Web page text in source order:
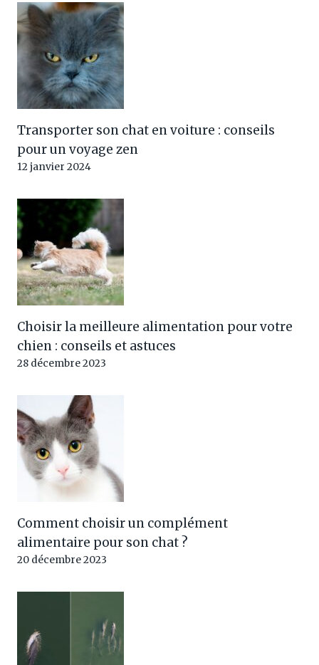
Transporter son chat en voiture : conseils
pour un voyage zen
12 janvier 2024
Choisir la meilleure alimentation pour votre
chien : conseils et astuces
28 décembre 2023
Comment choisir un complément
alimentaire pour son chat ?
20 décembre 2023